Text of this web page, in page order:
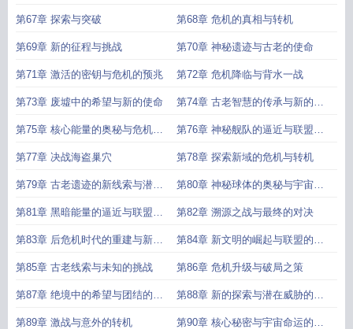
第67章 探索与突破 第68章 危机的真相与转机
第69章 新的征程与挑战 第70章 神秘遗迹与古老的使命
第71章 激活的密钥与危机的预兆 第72章 危机降临与背水一战
第73章 废墟中的希望与新的使命 第74章 古老智慧的传承与新的探
索
第75章 核心能量的奥秘与危机再
现
第76章 神秘舰队的逼近与联盟的
应对
第77章 决战海盗巢穴 第78章 探索新域的危机与转机
第79章 古老遗迹的新线索与潜在
危机
第80章 神秘球体的奥秘与宇宙危
机的前奏
第81章 黑暗能量的逼近与联盟的
集结
第82章 溯源之战与最终的对决
第83章 后危机时代的重建与新的
展望
第84章 新文明的崛起与联盟的使
命
第85章 古老线索与未知的挑战 第86章 危机升级与破局之策
第87章 绝境中的希望与团结的力
量
第88章 新的探索与潜在威胁的浮
现
第89章 激战与意外的转机 第90章 核心秘密与宇宙命运的交